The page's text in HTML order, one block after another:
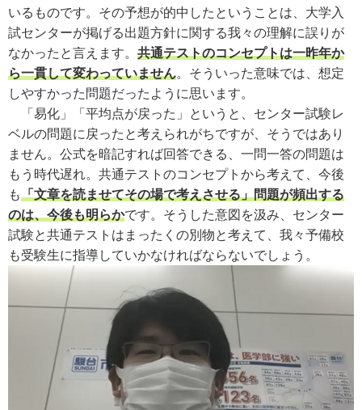
いるものです。その予想が的中したということは、大学入
試センターが掲げる出題方針に関する我々の理解に誤りが
なかったと言えます。 共通テストのコンセプトは一昨年か
ら一貫して変わっていません。そういった意味では、想定
しやすかった問題だったように思います。
「易化」「平均点が戻った」というと、センター試験レ
ベルの問題に戻ったと考えられがちですが、そうではあり
ません。 公式を暗記すれば回答できる、一問一答の問題は
もう時代遅れ。 共通テストのコンセプトから考えて、今後
も「文章を読ませてその場で考えさせる」問題が頻出する
のは、今後も明らかです。 そうした意図を汲み、 センター
試験と共通テストはまったくの別物と考えて、我々予備校
も受験生に指導していかなければならないでしょう。